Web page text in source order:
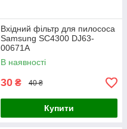
Вхідний фільтр для пилососа
Samsung SC4300 DJ63-
00671A
В наявності
30 ₴ 40 ₴
Купити